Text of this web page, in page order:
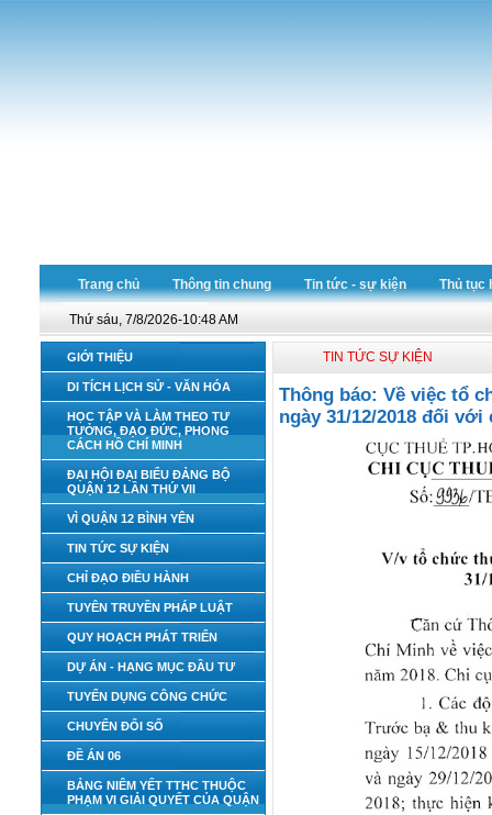
Trang chủ Thông tin chung Tin tức - sự kiện Thủ tục
Thứ sáu, 7/8/2026-10:48 AM
GIỚI THIỆU
DI TÍCH LỊCH SỬ - VĂN HÓA
HỌC TẬP VÀ LÀM THEO TƯ
TƯỞNG, ĐẠO ĐỨC, PHONG
CÁCH HỒ CHÍ MINH
ĐẠI HỘI ĐẠI BIỂU ĐẢNG BỘ
QUẬN 12 LẦN THỨ VII
VÌ QUẬN 12 BÌNH YÊN
TIN TỨC SỰ KIỆN
CHỈ ĐẠO ĐIỀU HÀNH
TUYÊN TRUYỀN PHÁP LUẬT
QUY HOẠCH PHÁT TRIỂN
DỰ ÁN - HẠNG MỤC ĐẦU TƯ
TUYỂN DỤNG CÔNG CHỨC
CHUYỂN ĐỔI SỐ
ĐỀ ÁN 06
BẢNG NIÊM YẾT TTHC THUỘC
PHẠM VI GIẢI QUYẾT CỦA QUẬN
TIN TỨC SỰ KIỆN
Thông báo: Về việc tổ
ngày 31/12/2018 đối